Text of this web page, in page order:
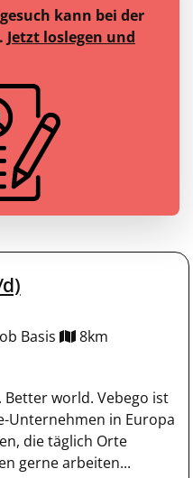
kann bei der
Jetzt loslegen und
Basis 8km
world. Vebego ist
Unternehmen in Europa
die täglich Orte
gerne arbeiten...